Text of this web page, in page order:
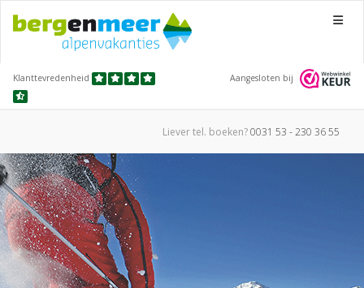
Menu
Klanttevredenheid Aangesloten bij
Liever tel. boeken?0031 53 - 230 36 55